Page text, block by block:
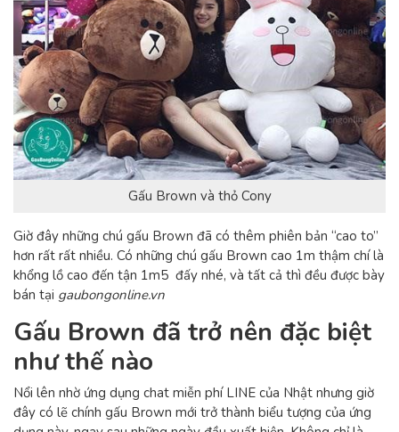
Gấu Brown và thỏ Cony
Giờ đây những chú gấu Brown đã có thêm phiên bản “cao to”
hơn rất rất nhiều. Có những chú gấu Brown cao 1m thậm chí là
khổng lồ cao đến tận 1m5 đấy nhé, và tất cả thì đều được bày
bán tại gaubongonline.vn
Gấu Brown đã trở nên đặc biệt
như thế nào
Nổi lên nhờ ứng dụng chat miễn phí LINE của Nhật nhưng giờ
đây có lẽ chính gấu Brown mới trở thành biểu tượng của ứng